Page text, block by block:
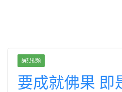
講記視頻
要成就佛果 即